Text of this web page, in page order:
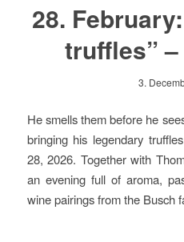
28.
truffles”
3.
He smells them before he
bringing his legendary
28, 2026. Together with
an evening full of aroma,
wine pairings from the Busch